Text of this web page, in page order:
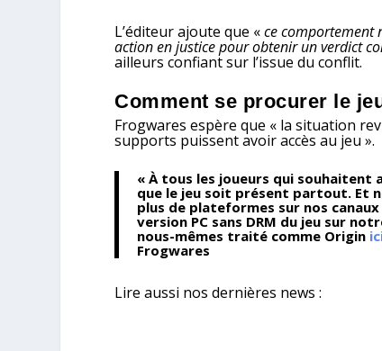
L’éditeur ajoute que «ce comportement
action en justice pour obtenir un verdict
ailleurs confiant sur l’issue du conflit.
Comment se procurer le
Frogwares espère que « la situation
supports puissent avoir accès au jeu ».
« À tous les joueurs qui souhaitent
que le jeu soit présent partout. Et
plus de plateformes sur nos
version PC sans DRM du jeu sur
nous-mêmes traité comme Origin
Frogwares
Lire aussi nos dernières news :